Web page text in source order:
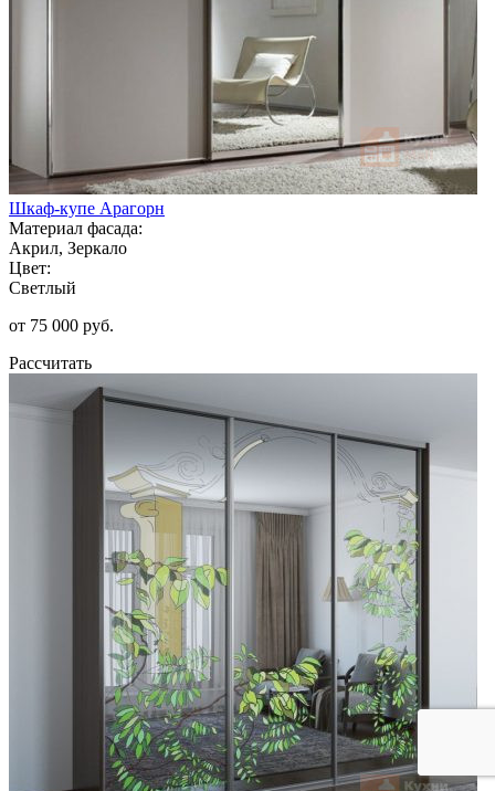
Шкаф-купе Арагорн
Материал фасада:
Акрил, Зеркало
Цвет:
Светлый
от 75 000 руб.
Рассчитать